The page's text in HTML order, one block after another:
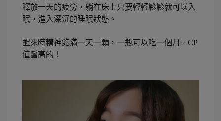
釋放一天的疲勞，躺在床上只要輕輕鬆鬆就可以入
眠，進入深沉的睡眠狀態。
醒來時精神飽滿一天一顆，一瓶可以吃一個月，CP
值蠻高的！